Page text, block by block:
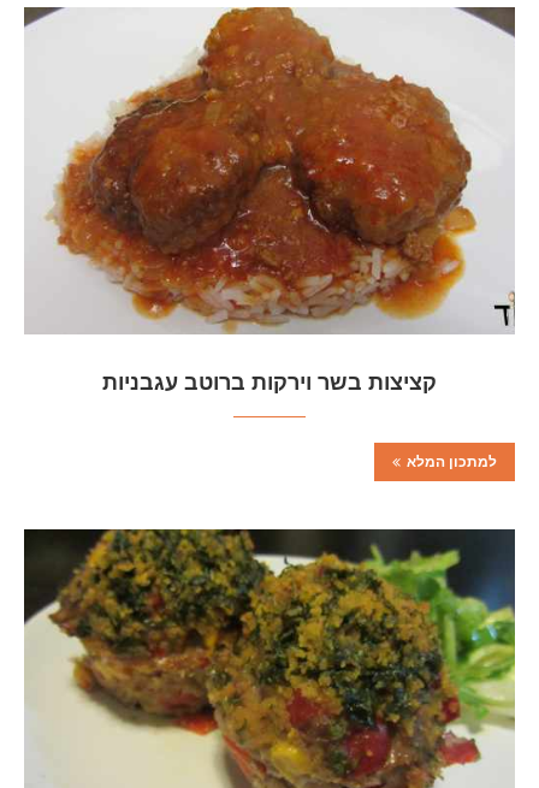
קציצות בשר וירקות ברוטב עגבניות
למתכון המלא